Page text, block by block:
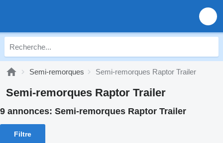
Semi-remorques Semi-remorques Raptor Trailer
Semi-remorques Raptor Trailer
9 annonces: Semi-remorques Raptor Trailer
Filtre